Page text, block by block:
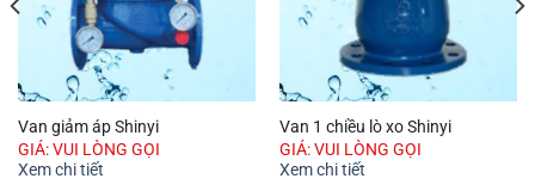
Van giảm áp Shinyi
GIÁ: VUI LÒNG GỌI
Xem chi tiết
Van 1 chiều lò xo Shinyi
GIÁ: VUI LÒNG GỌI
Xem chi tiết